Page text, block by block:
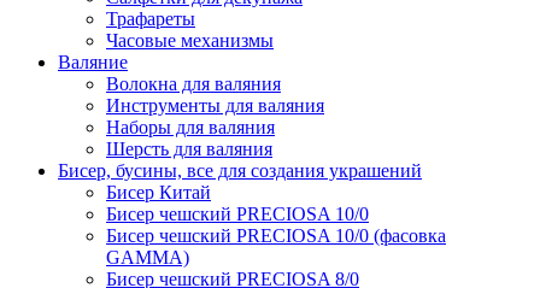
Трафареты
Часовые механизмы
Валяние
Волокна для валяния
Инструменты для валяния
Наборы для валяния
Шерсть для валяния
Бисер, бусины, все для создания украшений
Бисер Китай
Бисер чешский PRECIOSA 10/0
Бисер чешский PRECIOSA 10/0 (фасовка
GAMMA)
Бисер чешский PRECIOSA 8/0